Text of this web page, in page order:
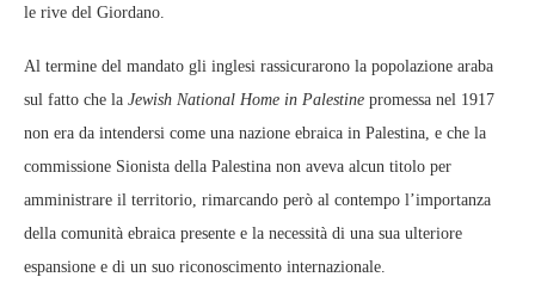
le rive del Giordano.
Al termine del mandato gli inglesi rassicurarono la popolazione araba
sul fatto che la Jewish National Home in Palestine promessa nel 1917
non era da intendersi come una nazione ebraica in Palestina, e che la
commissione Sionista della Palestina non aveva alcun titolo per
amministrare il territorio, rimarcando però al contempo l’importanza
della comunità ebraica presente e la necessità di una sua ulteriore
espansione e di un suo riconoscimento internazionale.